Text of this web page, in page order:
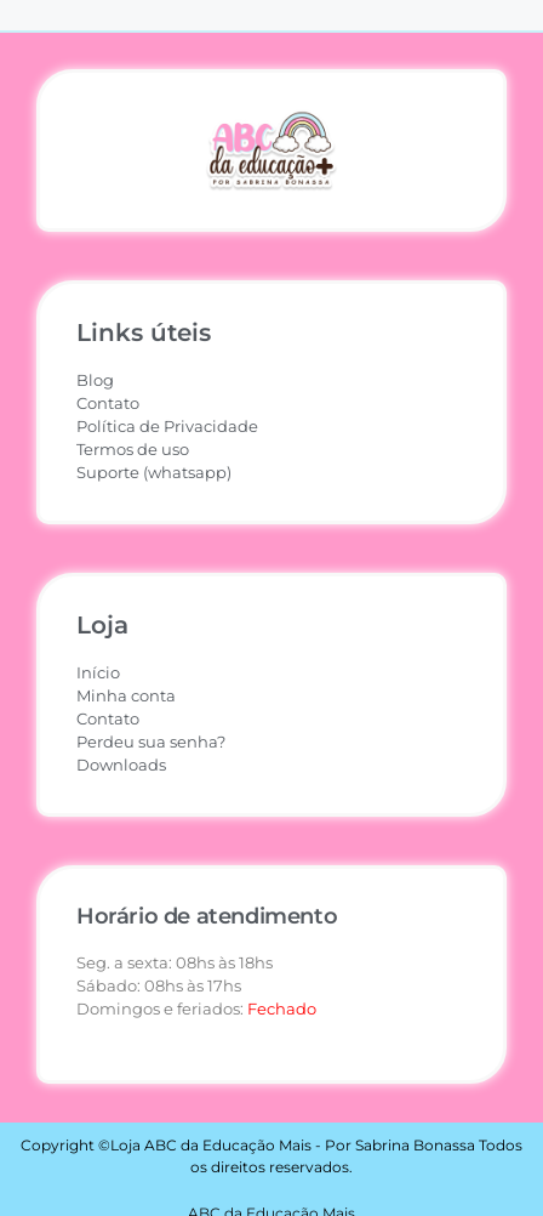
Links úteis
Blog
Contato
Política de Privacidade
Termos de uso
Suporte (whatsapp)
Loja
Início
Minha conta
Contato
Perdeu sua senha?
Downloads
Horário de atendimento
Seg. a sexta: 08hs às 18hs
Sábado: 08hs às 17hs
Domingos e feriados: Fechado
Copyright ©Loja ABC da Educação Mais - Por Sabrina Bonassa Todos
os direitos reservados.